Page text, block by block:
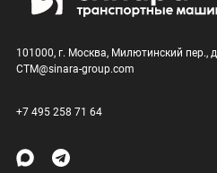
101000, г. Москва, Милютинский пер.,
CTM@sinara-group.com
+7 495 258 71 64